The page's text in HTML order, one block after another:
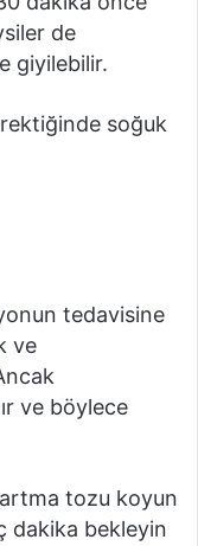
de
giyilebilir.
soğuk
tedavisine
ve
ve böylece
tozu koyun
dakika bekleyin